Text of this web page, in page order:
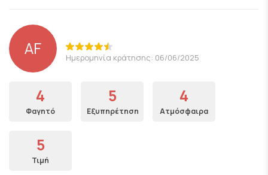
AF Ημερομηνία κράτησης: 06/06/2025
4
Φαγητό
5
Εξυπηρέτηση
4
Ατμόσφαιρα
5
Τιμή